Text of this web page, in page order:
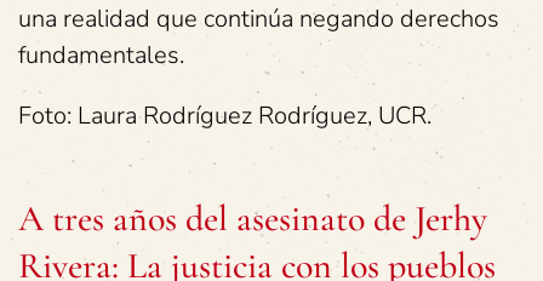
una realidad que continúa negando derechos
fundamentales.
Foto: Laura Rodríguez Rodríguez, UCR.
A tres años del asesinato de Jerhy
Rivera: La justicia con los pueblos